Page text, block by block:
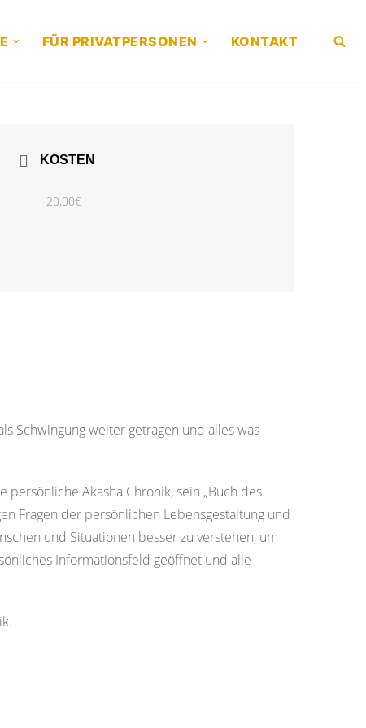
FÜR PRIVATPERSONEN KONTAKT
KOSTEN
20,00€
Schwingung weiter getragen und alles was
Akasha Chronik, sein „Buch des
Fragen der persönlichen Lebensgestaltung und
und Situationen besser zu verstehen, um
Informationsfeld geöffnet und alle